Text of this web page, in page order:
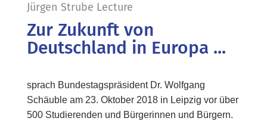
Jürgen Strube Lecture
Zur Zukunft von
Deutschland in Europa ...
sprach Bundestagspräsident Dr. Wolfgang
Schäuble am 23. Oktober 2018 in Leipzig vor über
500 Studierenden und Bürgerinnen und Bürgern.